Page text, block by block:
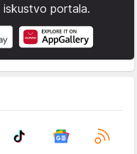
iskustvo portala.